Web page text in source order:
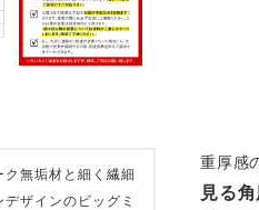
無垢材と細く繊細
ザインのビッグミ
重厚感
見る